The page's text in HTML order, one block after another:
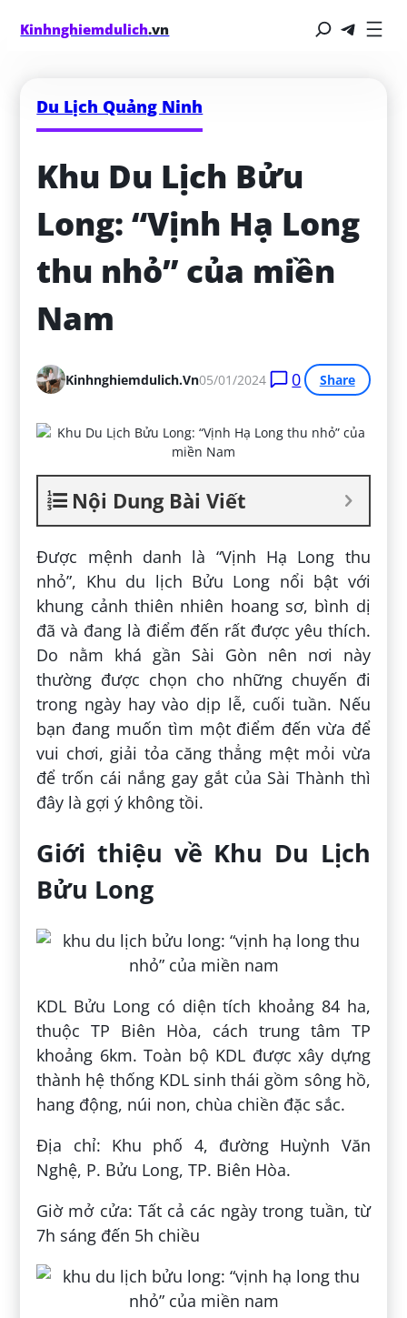
Kinhnghiemdulich.vn
Du Lịch Quảng Ninh
Khu Du Lịch Bửu
Long: “Vịnh Hạ Long
thu nhỏ” của miền
Nam
Kinhnghiemdulich.vn05/01/2024 0 Share
Nội Dung Bài Viết
Được mệnh danh là “Vịnh Hạ Long thu
nhỏ”, Khu du lịch Bửu Long nổi bật với
khung cảnh thiên nhiên hoang sơ, bình dị
đã và đang là điểm đến rất được yêu thích.
Do nằm khá gần Sài Gòn nên nơi này
thường được chọn cho những chuyến đi
trong ngày hay vào dịp lễ, cuối tuần. Nếu
bạn đang muốn tìm một điểm đến vừa để
vui chơi, giải tỏa căng thẳng mệt mỏi vừa
để trốn cái nắng gay gắt của Sài Thành thì
đây là gợi ý không tồi.
Giới thiệu về Khu Du Lịch
Bửu Long
KDL Bửu Long có diện tích khoảng 84 ha,
thuộc TP Biên Hòa, cách trung tâm TP
khoảng 6km. Toàn bộ KDL được xây dựng
thành hệ thống KDL sinh thái gồm sông hồ,
hang động, núi non, chùa chiền đặc sắc.
Địa chỉ: Khu phố 4, đường Huỳnh Văn
Nghệ, P. Bửu Long, TP. Biên Hòa.
Giờ mở cửa: Tất cả các ngày trong tuần, từ
7h sáng đến 5h chiều